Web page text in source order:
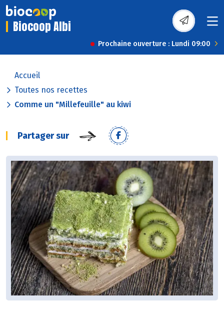
Biocoop Albi
Prochaine ouverture : Lundi 09:00
Accueil
Toutes nos recettes
Comme un "Millefeuille" au kiwi
Partager sur